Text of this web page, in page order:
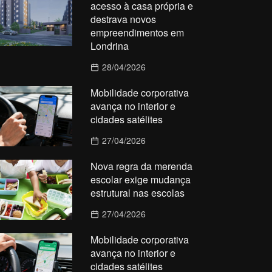
acesso à casa própria e
destrava novos
empreendimentos em
Londrina
28/04/2026
Mobilidade corporativa
avança no interior e
cidades satélites
27/04/2026
Nova regra da merenda
escolar exige mudança
estrutural nas escolas
27/04/2026
Mobilidade corporativa
avança no interior e
cidades satélites